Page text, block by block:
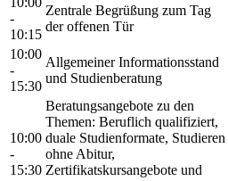
-
10:15
Zentrale Begrüßung zum Tag
der offenen Tür
10:00
-
15:30
Allgemeiner Informationsstand
und Studienberatung
10:00
-
15:30
Beratungsangebote zu den
Themen: Beruflich qualifiziert,
duale Studienformate, Studieren
ohne Abitur,
Zertifikatskursangebote und